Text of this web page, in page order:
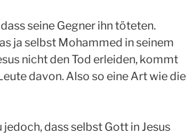
seine Gegner ihn töteten.
ja selbst Mohammed in seinem
nicht den Tod erleiden, kommt
davon. Also so eine Art wie die
dass selbst Gott in Jesus